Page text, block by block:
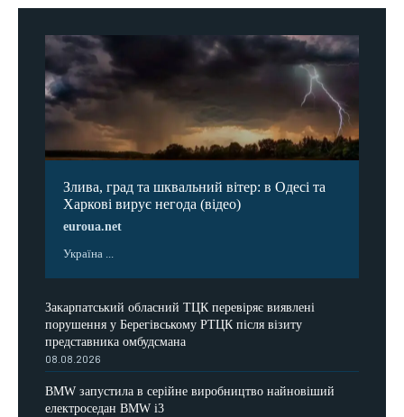
Злива, град та шквальний вітер: в Одесі та
Харкові вирує негода (відео)
euroua.net
Україна ...
Закарпатський обласний ТЦК перевіряє виявлені
порушення у Берегівському РТЦК після візиту
представника омбудсмана
08.08.2026
BMW запустила в серійне виробництво найновіший
електроседан BMW i3